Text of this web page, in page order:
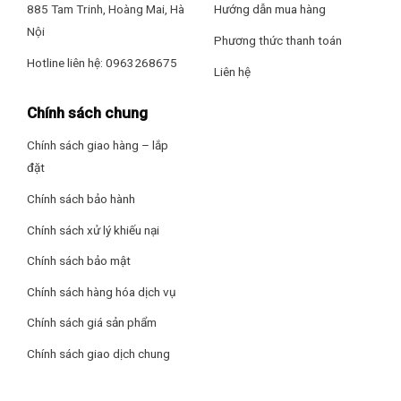
Thiết kế – Chất liệu mặt bếp
lắp âm (cần CB), nấu được cùng lúc nhiều món, rút ngắn thời
– Mặt bếp làm từ chất liệu kính Ceramic – Schott Ceran
(Đức) sáng bóng, chịu nhiệt cao, sử dụng bền bỉ, đồng thời
gia dụng có công suất lớn.
885 Tam Trinh, Hoàng Mai, Hà
Nội
Hotline liên hệ: 0963268675
Hướng dẫn mua hàng
Phương thức thanh toán
Liên hệ
Chính sách chung
Chính sách giao hàng – lắp
đặt
Chính sách bảo hành
Chính sách xử lý khiếu nại
Chính sách bảo mật
Chính sách hàng hóa dịch vụ
Chính sách giá sản phẩm
Chính sách giao dịch chung